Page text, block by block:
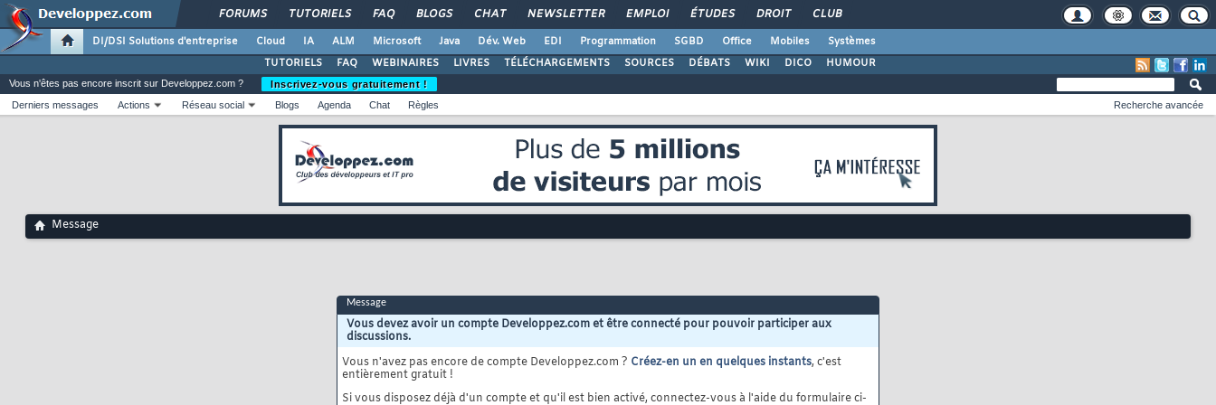
FORUMS TUTORIELS FAQ BLOGS CHAT NEWSLETTER EMPLOI ÉTUDES DROIT CLUB
DI/DSI Solutions d'entreprise Cloud IA ALM Microsoft Java Dév. Web EDI Programmation SGBD Office Mobiles
Systèmes
TUTORIELS
FAQ WEBINAIRES LIVRES TÉLÉCHARGEMENTS SOURCES DÉBATS WIKI DICO HUMOUR
Vous n'êtes pas encore inscrit sur Developpez.com ?
Inscrivez-vous gratuitement !
Derniers messages
Actions Réseau social Blogs Agenda Chat Règles Recherche avancée
Message
Message
Vous devez avoir un compte Developpez.com et être connecté pour pouvoir participer aux
discussions.
Vous n'avez pas encore de compte Developpez.com ? Créez-en un en quelques instants, c'est
entièrement gratuit !
Si vous disposez déjà d'un compte et qu'il est bien activé, connectez-vous à l'aide du formulaire ci-